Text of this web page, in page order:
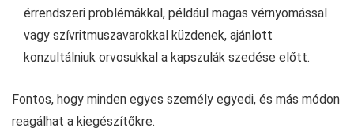
érrendszeri problémákkal, például magas vérnyomással
vagy szívritmuszavarokkal küzdenek, ajánlott
konzultálniuk orvosukkal a kapszulák szedése előtt.
Fontos, hogy minden egyes személy egyedi, és más módon
reagálhat a kiegészítőkre.